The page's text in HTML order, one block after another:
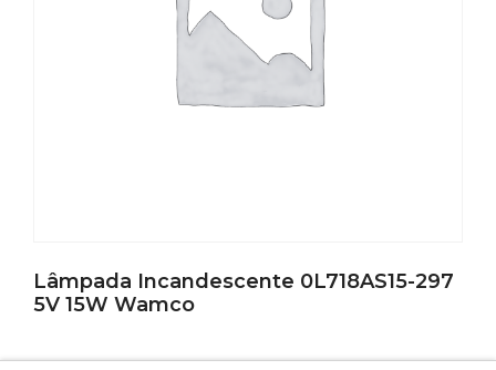
Lâmpada Incandescente 0L718AS15-297
5V 15W Wamco